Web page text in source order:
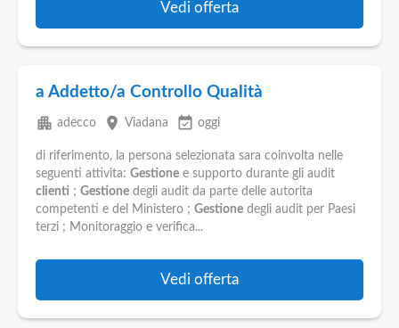
Vedi offerta
a Addetto/a Controllo Qualità
apartment adecco place Viadana event_available oggi
di riferimento, la persona selezionata sara coinvolta nelle
seguenti attivita: Gestione e supporto durante gli audit
clienti ; Gestione degli audit da parte delle autorita
competenti e del Ministero ; Gestione degli audit per Paesi
terzi ; Monitoraggio e verifica...
Vedi offerta